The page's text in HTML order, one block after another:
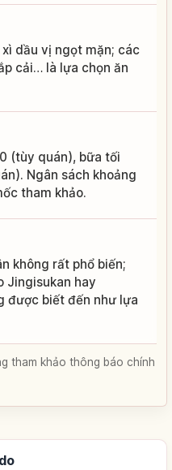
dầu vị ngọt mặn; các
cải… là lựa chọn ăn
(tùy quán), bữa tối
Ngân sách khoảng
tham khảo.
không rất phổ biến;
Jingisukan hay
được biết đến như lựa
tham khảo thông báo chính